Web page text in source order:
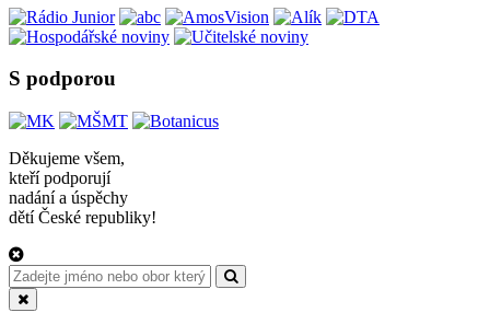
S podporou
Děkujeme všem,
kteří podporují
nadání a úspěchy
dětí České republiky!